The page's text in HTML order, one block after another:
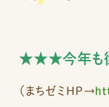
★★★今年も
（まちゼミHP→